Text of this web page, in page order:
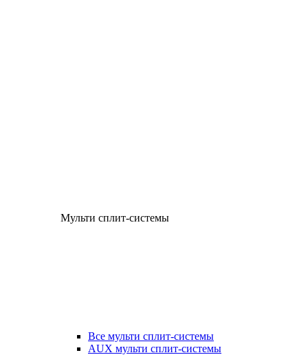
Мульти сплит-системы
Все мульти сплит-системы
AUX мульти сплит-системы